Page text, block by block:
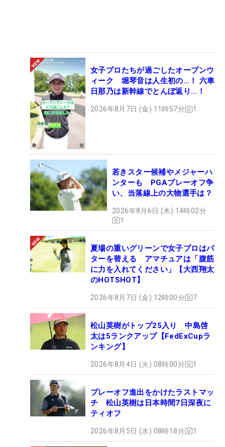
女子プロたちが過ごしたオープンウ
ィーク 堀琴音は人生初の…！ 六車
日那乃は新幹線でとんぼ返り…！
2026年8月7日 (金) 11時57分 1
若きスター候補やメジャーハ
ンターも PGAプレーオフ争
い、当落線上の大物選手は？
2026年8月6日 (木) 14時02分
1
夏場の重いグリーンで女子プロはパ
ターを替える アマチュアは「腹筋
に力を入れてください」【大西翔太
のHOTSHOT】
2026年8月7日 (金) 12時00分 7
松山英樹がトップ25入り 中島啓
太は5ランクアップ【FedExCupラ
ンキング】
2026年8月4日 (火) 08時00分 1
プレーオフ進出をかけたラストマッ
チ 松山英樹は日本時間7日深夜に
ティオフ
2026年8月5日 (水) 08時18分 1